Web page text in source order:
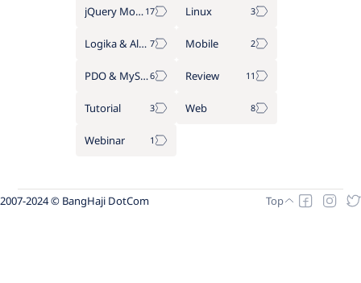
jQuery Mobile Linux
Logika & Algoritma Mobile
PDO & MySQL Review
Tutorial Web
Webinar
2007-2024 © BangHaji DotCom